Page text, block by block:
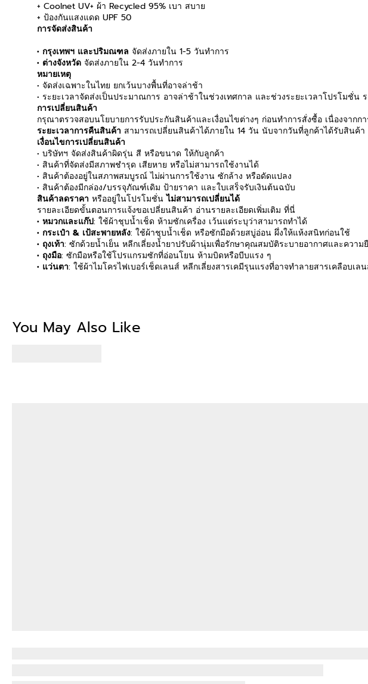
+ Coolnet UV+ ผ้า Recycled 95% เบา สบาย
+ ป้องกันแสงแดด UPF 50
การจัดส่งสินค้า
• กรุงเทพฯ และปริมณฑล จัดส่งภายใน 1-5 วันทำการ
• ต่างจังหวัด จัดส่งภายใน 2-4 วันทำการ
หมายเหตุ
• จัดส่งเฉพาะในไทย ยกเว้นบางพื้นที่อาจล่าช้า
• ระยะเวลาจัดส่งเป็นประมาณการ อาจล่าช้าในช่วงเทศกาล และช่วงระยะเวลาโปรโมชั่
การเปลี่ยนสินค้า
กรุณาตรวจสอบนโยบายการรับประกันสินค้าและเงื่อนไขต่างๆ ก่อนทำการสั่งซื้อ เนื่องจาก
ระยะเวลาการคืนสินค้า สามารถเปลี่ยนสินค้าได้ภายใน 14 วัน นับจากวันที่ลูกค้าได้รับสินค้า
เงื่อนไขการเปลี่ยนสินค้า
• บริษัทฯ จัดส่งสินค้าผิดรุ่น สี หรือขนาด ให้กับลูกค้า
• สินค้าที่จัดส่งมีสภาพชำรุด เสียหาย หรือไม่สามารถใช้งานได้
• สินค้าต้องอยู่ในสภาพสมบูรณ์ ไม่ผ่านการใช้งาน ซักล้าง หรือดัดแปลง
• สินค้าต้องมีกล่อง/บรรจุภัณฑ์เดิม ป้ายราคา และใบเสร็จรับเงินต้นฉบับ
สินค้าลดราคา หรืออยู่ในโปรโมชั่นไม่สามารถเปลี่ยนได้
รายละเอียดขั้นตอนการแจ้งขอเปลี่ยนสินค้า อ่านรายละเอียดเพิ่มเติม ที่นี่
• หมวกและแก๊ป: ใช้ผ้าชุบน้ำเช็ด ห้ามซักเครื่อง เว้นแต่ระบุว่าสามารถทำได้
• กระเป๋า & เป้สะพายหลัง: ใช้ผ้าชุบน้ำเช็ด หรือซักมือด้วยสบู่อ่อน ผึ่งให้แห้งสนิทก่อนใช้
• ถุงเท้า: ซักด้วยน้ำเย็น หลีกเลี่ยงน้ำยาปรับผ้านุ่มเพื่อรักษาคุณสมบัติระบายอากาศและความ
• ถุงมือ: ซักมือหรือใช้โปรแกรมซักที่อ่อนโยน ห้ามบิดหรือบีบแรง ๆ
• แว่นตา: ใช้ผ้าไมโครไฟเบอร์เช็ดเลนส์ หลีกเลี่ยงสารเคมีรุนแรงที่อาจทำลายสารเคลือบเล
You May Also Like